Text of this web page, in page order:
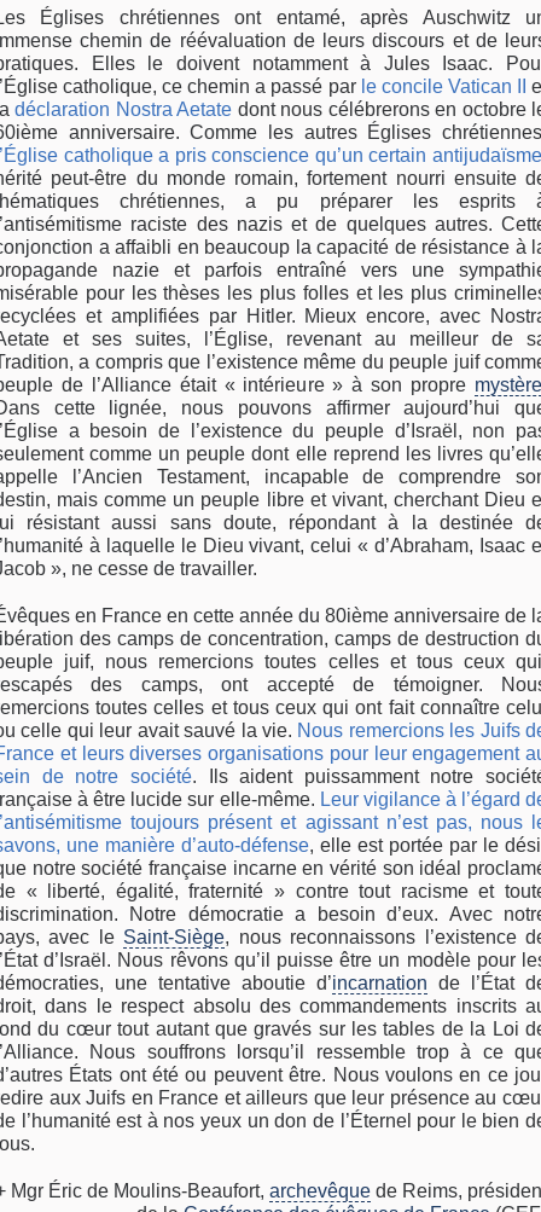
Églises chrétiennes ont entamé, après Auschwitz
chemin de réévaluation de leurs discours et de
Elles le doivent notamment à Jules Isaac.
catholique, ce chemin a passé par le concile Vatican II
déclaration Nostra Aetate dont nous célébrerons en octobre
anniversaire. Comme les autres Églises
catholique a pris conscience qu’un certain antijudaïsme
peut-être du monde romain, fortement nourri ensuite
chrétiennes, a pu préparer les esprits
raciste des nazis et de quelques autres.
a affaibli en beaucoup la capacité de résistance à
nazie et parfois entraîné vers une
pour les thèses les plus folles et les plus
et amplifiées par Hitler. Mieux encore, avec
et ses suites, l’Église, revenant au meilleur de
a compris que l’existence même du peuple juif
de l’Alliance était « intérieure » à son propre mystère
cette lignée, nous pouvons affirmer aujourd’hui
a besoin de l’existence du peuple d’Israël, non
comme un peuple dont elle reprend les livres
l’Ancien Testament, incapable de comprendre
mais comme un peuple libre et vivant, cherchant Dieu
résistant aussi sans doute, répondant à la destinée
à laquelle le Dieu vivant, celui « d’Abraham, Isaac
», ne cesse de travailler.
en France en cette année du 80ième anniversaire de
des camps de concentration, camps de destruction
juif, nous remercions toutes celles et tous ceux
des camps, ont accepté de témoigner.
toutes celles et tous ceux qui ont fait connaître
celle qui leur avait sauvé la vie. Nous remercions les Juifs
et leurs diverses organisations pour leur engagement
de notre société. Ils aident puissamment notre
à être lucide sur elle-même. Leur vigilance à l’égard
toujours présent et agissant n’est pas, nous
une manière d’auto-défense, elle est portée par le
notre société française incarne en vérité son idéal
« liberté, égalité, fraternité » contre tout racisme et
Notre démocratie a besoin d’eux. Avec
avec le Saint-Siège, nous reconnaissons l’existence
d’Israël. Nous rêvons qu’il puisse être un modèle pour
une tentative aboutie d’incarnation de l’État
dans le respect absolu des commandements inscrits
du cœur tout autant que gravés sur les tables de la Loi
Nous souffrons lorsqu’il ressemble trop à ce
États ont été ou peuvent être. Nous voulons en ce
aux Juifs en France et ailleurs que leur présence au
l’humanité est à nos yeux un don de l’Éternel pour le bien
Mgr Éric de Moulins-Beaufort, archevêque de Reims,